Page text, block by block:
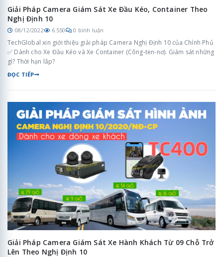
Giải Pháp Camera Giám Sát Xe Đầu Kéo, Container Theo
Nghị Định 10
08/12/2022 6.550 0 bình luận
TechGlobal xin giới thiệu giải pháp Camera Nghị Định 10 của Chính Phủ
✅ Dành cho Xe Đầu Kéo và Xe Container (Công-ten-nơ). Giám sát những
gì? Thời hạn lắp?
ĐỌC TIẾP
Giải Pháp Camera Giám Sát Xe Hành Khách Từ 09 Chỗ Trở
Lên Theo Nghị Định 10